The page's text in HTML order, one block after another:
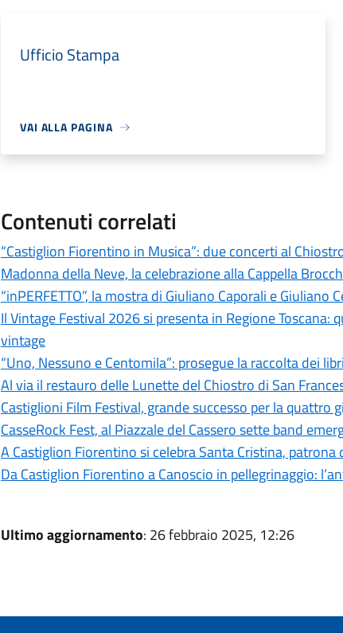
Ufficio Stampa
VAI ALLA PAGINA
Contenuti correlati
“Castiglion Fiorentino in Musica”: due concerti al
Madonna della Neve, la celebrazione alla Cappella
“inPERFETTO”, la mostra di Giuliano Caporali e Giuliano
Il Vintage Festival 2026 si presenta in Regione
vintage
“Uno, Nessuno e Centomila”: prosegue la raccolta dei
Al via il restauro delle Lunette del Chiostro di San
Castiglioni Film Festival, grande successo per la quattro
CasseRock Fest, al Piazzale del Cassero sette band
A Castiglion Fiorentino si celebra Santa Cristina,
Da Castiglion Fiorentino a Canoscio in pellegrinaggio:
Ultimo aggiornamento: 26 febbraio 2025, 12:26